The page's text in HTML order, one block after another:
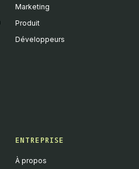
Marketing
Produit
Développeurs
ENTREPRISE
À propos